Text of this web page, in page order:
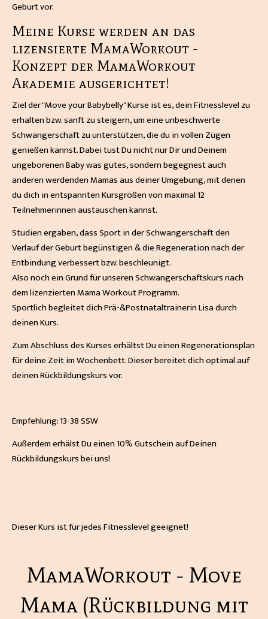
Geburt vor.
Meine Kurse werden an das
lizensierte MamaWorkout -
Konzept der MamaWorkout
Akademie ausgerichtet!
Ziel der "Move your Babybelly" Kurse ist es, dein Fitnesslevel zu
erhalten bzw. sanft zu steigern, um eine unbeschwerte
Schwangerschaft zu unterstützen, die du in vollen Zügen
genießen kannst. Dabei tust Du nicht nur Dir und Deinem
ungeborenen Baby was gutes, sondern begegnest auch
anderen werdenden Mamas aus deiner Umgebung, mit denen
du dich in entspannten Kursgrößen von maximal 12
Teilnehmerinnen austauschen kannst.
Studien ergaben, dass Sport in der Schwangerschaft den
Verlauf der Geburt begünstigen & die Regeneration nach der
Entbindung verbessert bzw. beschleunigt.
Also noch ein Grund für unseren Schwangerschaftskurs nach
dem lizenzierten Mama Workout Programm.
Sportlich begleitet dich Prä-&Postnataltrainerin Lisa durch
deinen Kurs.
Zum Abschluss des Kurses erhältst Du einen Regenerationsplan
für deine Zeit im Wochenbett. Dieser bereitet dich optimal auf
deinen Rückbildungskurs vor.
Empfehlung: 13-38 SSW
Außerdem erhälst Du einen 10% Gutschein auf Deinen
Rückbildungskurs bei uns!
Dieser Kurs ist für jedes Fitnesslevel geeignet!
MamaWorkout - Move
Mama (Rückbildung mit